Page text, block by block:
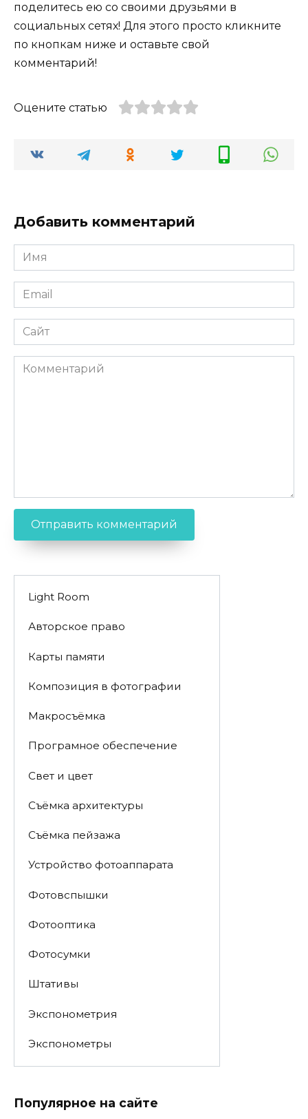
поделитесь ею со своими друзьями в
социальных сетях! Для этого просто кликните
по кнопкам ниже и оставьте свой
комментарий!
Оцените статью
Добавить комментарий
Имя
Email
Сайт
Комментарий
Light Room
Авторское право
Карты памяти
Композиция в фотографии
Макросъёмка
Програмное обеспечение
Свет и цвет
Съёмка архитектуры
Съёмка пейзажа
Устройство фотоаппарата
Фотовспышки
Фотооптика
Фотосумки
Штативы
Экспонометрия
Экспонометры
Популярное на сайте